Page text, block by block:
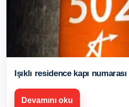
Işıklı residence kapı numarası
Devamını oku